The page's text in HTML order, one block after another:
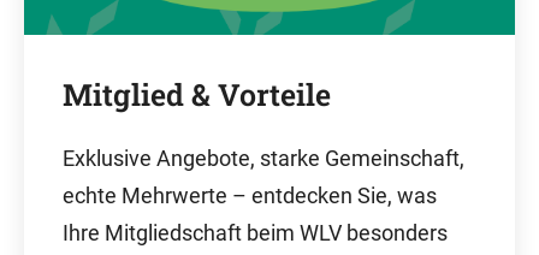
Mitglied & Vorteile
Exklusive Angebote, starke Gemeinschaft,
echte Mehrwerte – entdecken Sie, was
Ihre Mitgliedschaft beim WLV besonders